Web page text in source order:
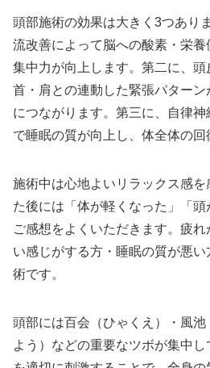
頭部施術の効果は大きく3つあり
流改善によって脳への酸素・栄
集中力が向上します。第二に、
首・肩との連動した緊張パター
につながります。第三に、自律
で睡眠の質が向上し、体全体の回
施術中は心地よいリラックス感
た後には「体が軽くなった」「頭
ご感想をよくいただきます。疲
い感じがする方・睡眠の質が悪
術です。
頭部には百会（ひゃくえ）・風
よう）などの重要なツボが集中